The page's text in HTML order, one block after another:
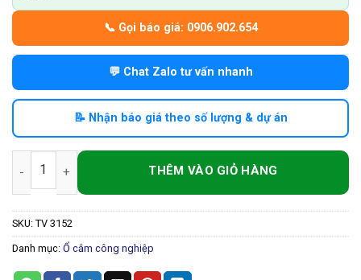
📞 Gọi báo giá: 0906.902.654
💬 Chat Zalo tư vấn nhanh
📝 Nhận báo giá theo số lượng & dự án
Ổ cắm công nghiệp gắn âm 16A 3 pha 5 chấu chống nước số
SKU: TV 3152
Danh mục: Ổ cắm công nghiệp